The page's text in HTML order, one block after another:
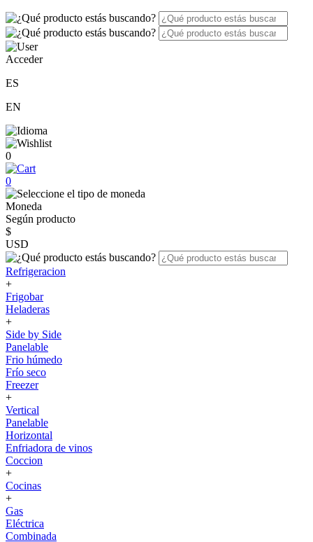
Acceder
ES
EN
0
0
Moneda
Según producto
$
USD
Refrigeracion
+
Frigobar
Heladeras
+
Side by Side
Panelable
Frio húmedo
Frío seco
Freezer
+
Vertical
Panelable
Horizontal
Enfriadora de vinos
Coccion
+
Cocinas
+
Gas
Eléctrica
Combinada